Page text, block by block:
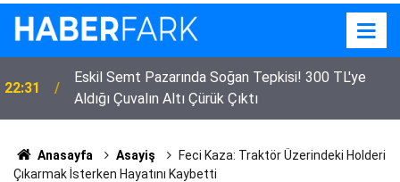
22:31
Eskil Semt Pazarında Soğan Tepkisi! 300 TL'ye
Aldığı Çuvalın Altı Çürük Çıktı
Anasayfa Asayiş
Feci Kaza: Traktör Üzerindeki Holderi
Çıkarmak İsterken Hayatını Kaybetti